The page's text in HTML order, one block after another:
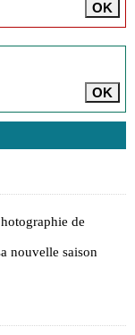
de
nouvelle saison